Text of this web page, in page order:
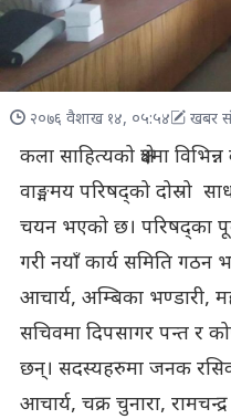
२०७६ वैशाख १४, ०५:५४ खबर
कला साहित्यको क्षेत्रमा
वाङ्ममय परिषद्को दोस्रो
चयन भएको छ। परिषद्का पूर्व
गरी नयाँ कार्य समिति गठन
आचार्य, अम्बिका भण्डारी,
सचिवमा दिपसागर पन्त र
छन्। सदस्यहरुमा जनक
आचार्य, चक्र चुनारा,